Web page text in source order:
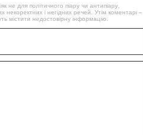
не для політичного піару чи антипіару,
некоректних і негідних речей. Утім коментарі –
містити недостовірну інформацію.